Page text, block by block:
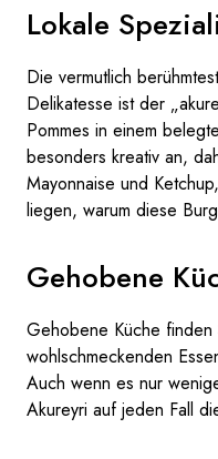
Lokale
Die vermutlich
Delikatesse ist der
Pommes in einem
besonders kreativ an,
Mayonnaise und
liegen, warum diese
Gehobene
Gehobene Küche finden
wohlschmeckenden
Auch wenn es nur
Akureyri auf jeden Fall